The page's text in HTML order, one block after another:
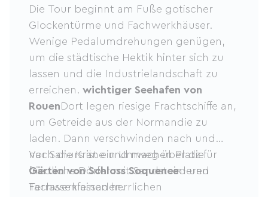
Die Tour beginnt am Fuße gotischer
Glockentürme und Fachwerkhäuser.
Wenige Pedalumdrehungen genügen,
um die städtische Hektik hinter sich zu
lassen und die Industrielandschaft zu
erreichen. wichtiger Seehafen von
RouenDort legen riesige Frachtschiffe an,
um Getreide aus der Normandie zu
laden. Dann verschwinden nach und
nach die Kräne und machen Platz für
friedliche Dörfer mit Sandstein- und
Fachwerkfassaden.
Vor Sahurs ist ein Umweg über die
Gärten von Schloss Soquencederen
Terrassen einen herrlichen